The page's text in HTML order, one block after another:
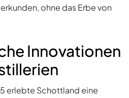
ohne das Erbe von
Innovationen
erlebte Schottland eine